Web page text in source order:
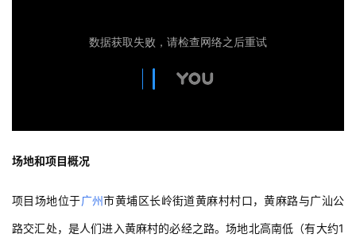
场地和项目概况
项目场地位于广州市黄埔区长岭街道黄麻村村口，黄麻路与广汕公
路交汇处，是人们进入黄麻村的必经之路。场地北高南低（有大约1